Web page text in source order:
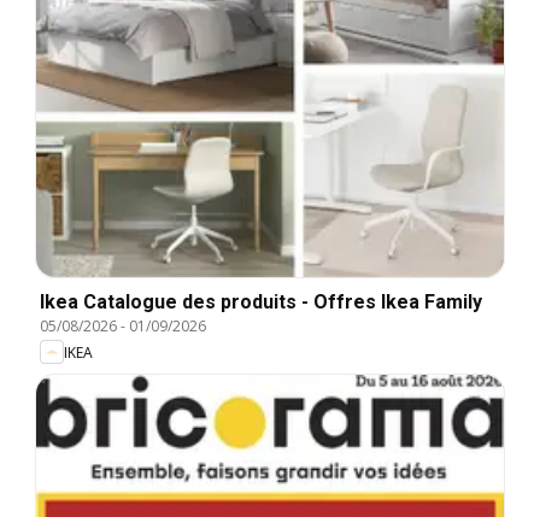
Ikea Catalogue des produits - Offres Ikea Family
05/08/2026- 01/09/2026
IKEA